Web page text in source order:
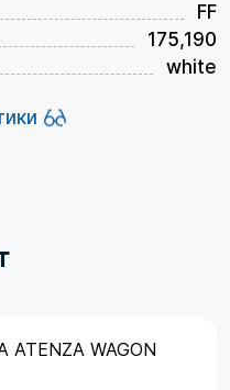
FF
175,190
white